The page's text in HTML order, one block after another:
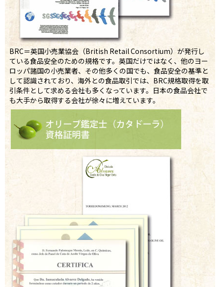
BRC＝英国小売業協会（British Retail Consortium）が発行し
ている食品安全のための規格です。英国だけではなく、他のヨー
ロッパ諸国の小売業者、その他多くの国でも、食品安全の基準と
して認識されており、海外との食品取引では、BRC規格取得を取
引条件として求める会社も多くなっています。日本の食品会社で
も大手から取得する会社が徐々に増えています。